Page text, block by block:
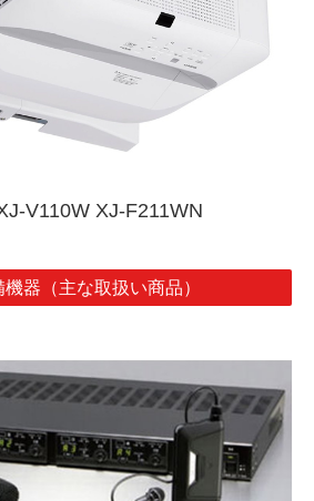
V110W XJ-F211WN
器（主な取扱い商品）